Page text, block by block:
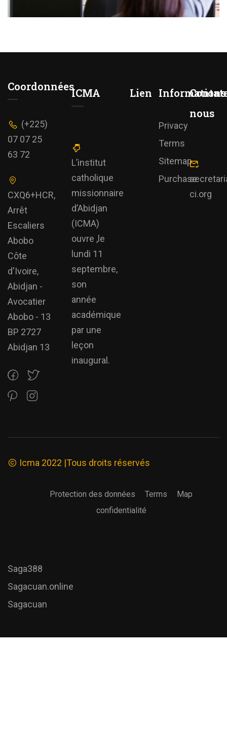
Coordonnées
(+225)
07 07 25
63 72
CXQ6+HCR,
Arrêt
Escaliers
Abobo
Côte
d'Ivoire,
Abidjan -
Avocatier
Abobo - 13
BP 2727
Abidjan 13
ICMA
L’institut
catholique
missionnaire
d’Abidjan
(ICMA)
ouvre ,le
lundi 11
septembre,
son
année
académique
par une
leçon
inaugural.
Lien Informations
Privacy
Terms
Sitemap
Purchase
nous
ci.org
Icma 2022 |Tous droits réservés
Protection des données Terms
Map
confidentialité
Saga388
Sagacuan.online
Sagacuan